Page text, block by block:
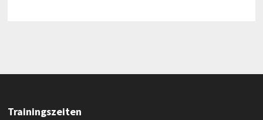
Trainingszeiten